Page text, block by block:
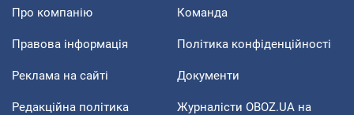
Про компанію Команда
Правова інформація Політика конфіденційності
Реклама на сайті Документи
Редакційна політика
Журналісти OBOZ.UA на